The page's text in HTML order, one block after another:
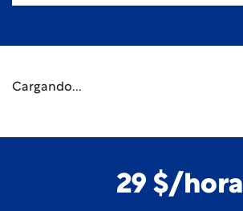
Cargando...
29 $/hora